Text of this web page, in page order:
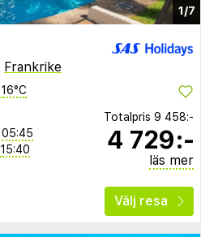
1/7
Frankrike
16°C
05:45
15:40
Totalpris 9 458:-
4 729:-
läs mer
Välj resa